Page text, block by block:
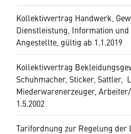
Kollektivvertrag Handwerk,
Dienstleistung, Information und
Angestellte, gültig ab 1.1.2019
Kollektivvertrag
Schuhmacher, Sticker, Sattler,
Miederwarenerzeuger,
1.5.2002
Tarifordnung zur Regelung der